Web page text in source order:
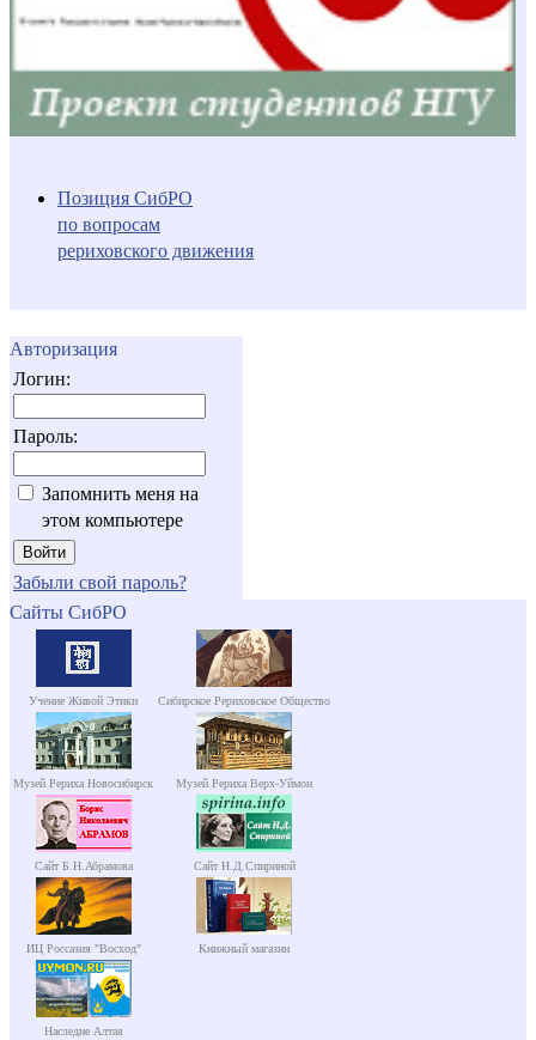
Позиция СибРО
по вопросам
рериховского движения
Авторизация
Логин:
Пароль:
Запомнить меня на
этом компьютере
Забыли свой пароль?
Сайты СибРО
Учение Живой Этики Сибирское Рериховское Общество
Музей Рериха Новосибирск Музей Рериха Верх-Уймон
Сайт Б.Н.Абрамова Сайт Н.Д.Спириной
ИЦ Россазия "Восход" Книжный магазин
Наследие Алтая